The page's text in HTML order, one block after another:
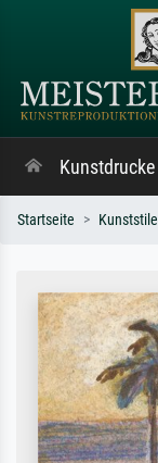
Kunstdrucke
Startseite Kunststile